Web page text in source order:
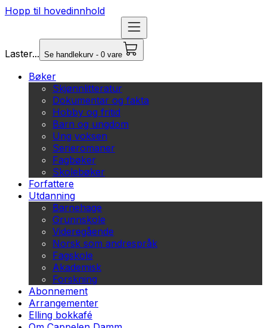
Hopp til hovedinnhold
Laster... Se handlekurv - 0 vare
Bøker
Skjønnlitteratur
Dokumentar og fakta
Hobby og fritid
Barn og ungdom
Ung voksen
Serieromaner
Fagbøker
Skolebøker
Forfattere
Utdanning
Barnehage
Grunnskole
Videregående
Norsk som andrespråk
Fagskole
Akademisk
Forskning
Abonnement
Arrangementer
Elling bokkafé